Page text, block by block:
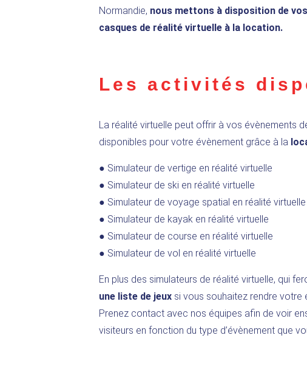
Normandie, nous mettons à disposition de
casques de réalité virtuelle à la location.
Les activités
La réalité virtuelle peut offrir à vos évènements
disponibles pour votre évènement grâce à la
● Simulateur de vertige en réalité virtuelle
● Simulateur de ski en réalité virtuelle
● Simulateur de voyage spatial en réalité virtuelle
● Simulateur de kayak en réalité virtuelle
● Simulateur de course en réalité virtuelle
● Simulateur de vol en réalité virtuelle
En plus des simulateurs de réalité virtuelle, qui
une liste de jeuxsi vous souhaitez rendre votre
Prenez contact avec nos équipes afin de voir
visiteurs en fonction du type d’évènement que